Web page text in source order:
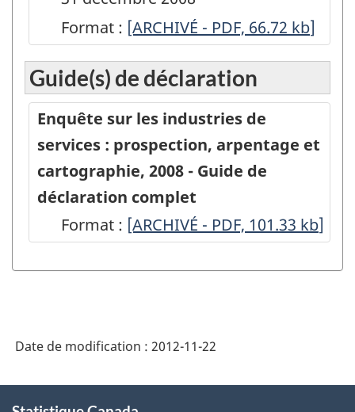
Format : ARCHIVÉ
Enquête
sur
industries
de
services
:
cartographie,
[ARCHIVÉ - PDF, 66.72 kb]
Guide(s) de déclaration
Enquête sur les industries de
services : prospection, arpentage et
cartographie, 2008 - Guide de
déclaration complet
Format : -
-
[ARCHIVÉ - PDF, 101.33 kb]
Date de modification : 2012-11-22